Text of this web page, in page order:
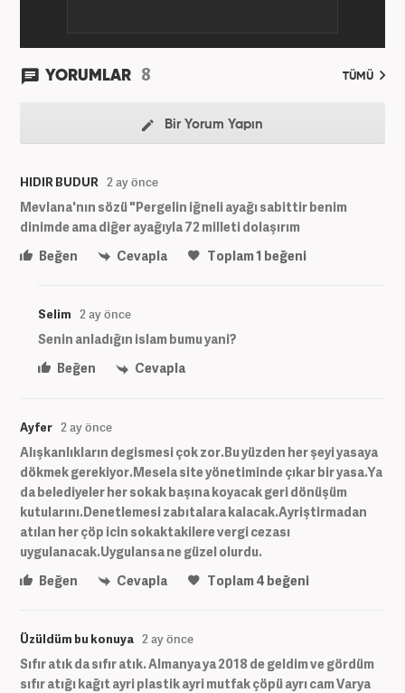
YORUMLAR 8 TÜMÜ
Bir Yorum Yapın
HIDIR BUDUR 2 ay önce
Mevlana'nın sözü "Pergelin iğneli ayağı sabittir benim
dinimde ama diğer ayağıyla 72 milleti dolaşırım
Beğen
Cevapla Toplam1 beğeni
Selim 2 ay önce
Senin anladığın islam bumu yani?
Beğen
Cevapla
Ayfer 2 ay önce
Alışkanlıkların degismesi çok zor.Bu yüzden her şeyi yasaya
dökmek gerekiyor.Mesela site yönetiminde çıkar bir yasa.Ya
da belediyeler her sokak başına koyacak geri dönüşüm
kutularını.Denetlemesi zabıtalara kalacak.Ayriştirmadan
atılan her çöp icin sokaktakilere vergi cezası
uygulanacak.Uygulansa ne güzel olurdu.
Beğen
Cevapla Toplam4 beğeni
Üzüldüm bu konuya 2 ay önce
Sıfır atık da sıfır atık. Almanya ya 2018 de geldim ve gördüm
sıfır atığı kağıt ayri plastik ayri mutfak çöpü ayrı cam Varya